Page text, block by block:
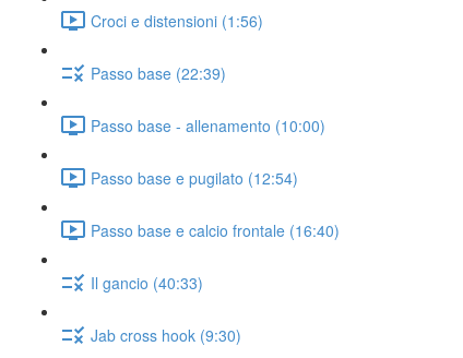
Croci e distensioni (1:56)
Passo base (22:39)
Passo base - allenamento (10:00)
Passo base e pugilato (12:54)
Passo base e calcio frontale (16:40)
Il gancio (40:33)
Jab cross hook (9:30)